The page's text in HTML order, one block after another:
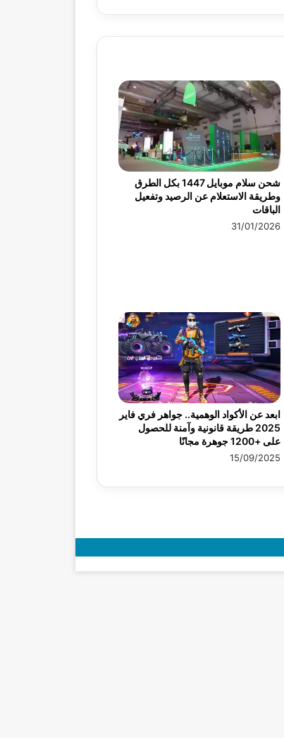
شحن سلام موبايل 1447 بكل الطرق
وطريقة الاستعلام عن الرصيد وتفعيل
الباقات
31/01/2026
ابعد عن الأكواد الوهمية.. جواهر فري فاير
2025 طريقة قانونية وآمنة للحصول
على +1200 جوهرة مجانًا
15/09/2025